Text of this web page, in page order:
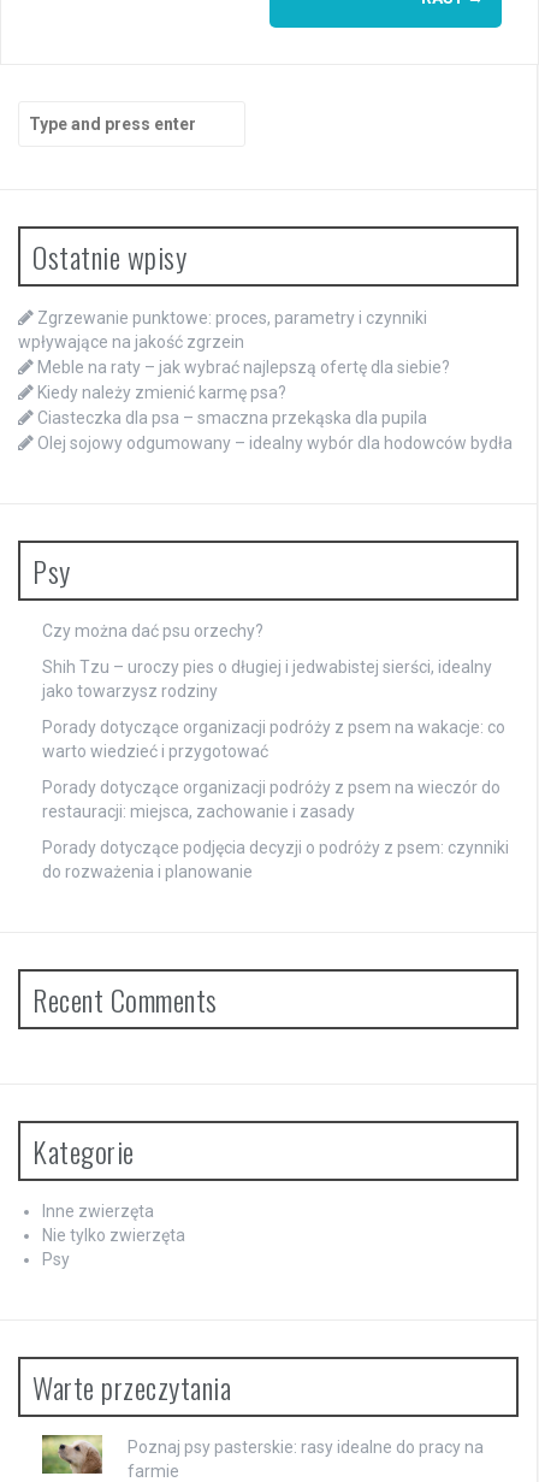
for:
Ostatnie wpisy
Zgrzewanie punktowe: proces, parametry i czynniki
wpływające na jakość zgrzein
Meble na raty – jak wybrać najlepszą ofertę dla siebie?
Kiedy należy zmienić karmę psa?
Ciasteczka dla psa – smaczna przekąska dla pupila
Olej sojowy odgumowany – idealny wybór dla hodowców bydła
Psy
Czy można dać psu orzechy?
Shih Tzu – uroczy pies o długiej i jedwabistej sierści, idealny
jako towarzysz rodziny
Porady dotyczące organizacji podróży z psem na wakacje: co
warto wiedzieć i przygotować
Porady dotyczące organizacji podróży z psem na wieczór do
restauracji: miejsca, zachowanie i zasady
Porady dotyczące podjęcia decyzji o podróży z psem: czynniki
do rozważenia i planowanie
Recent Comments
Kategorie
Inne zwierzęta
Nie tylko zwierzęta
Psy
Warte przeczytania
Poznaj psy pasterskie: rasy idealne do pracy na
farmie